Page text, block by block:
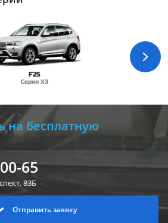
F25
Серия X3
на бесплатную
65
83Б
Отправить заявку